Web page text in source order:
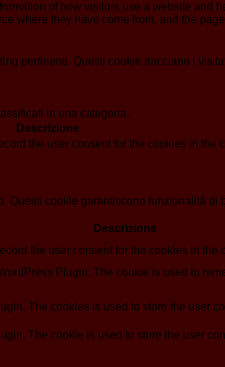
of how visitors use a website and
where they have come from, and the
pertinenti. Questi cookie tracciano i
in una categoria.
Descrizione
the user consent for the cookies in the
cookie garantiscono funzionalità
Descrizione
the user consent for the cookies in the
Plugin. The cookie is used to
The cookies is used to store the user
The cookie is used to store the user